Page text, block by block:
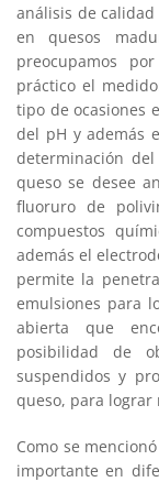
análisis de
en quesos
preocupamos
práctico el
tipo de ocasiones
del pH y además
determinación
queso se desee
fluoruro de
compuestos
además el
permite la
emulsiones para
abierta que
posibilidad de
suspendidos y
queso, para lograr
Como se
importante en